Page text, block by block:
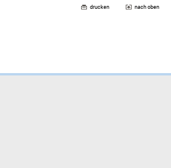
drucken nach oben